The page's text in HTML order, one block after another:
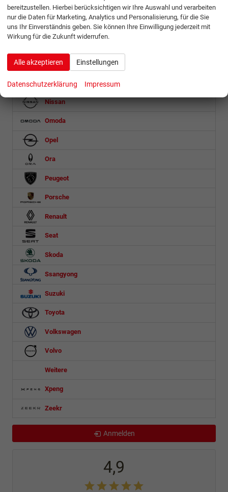
Mercedes-Benz
MG
Mini
Mitsubishi
Nissan
Omoda
Opel
Ora
Peugeot
Porsche
Renault
Seat
Skoda
Ssangyong
Suzuki
Toyota
Volkswagen
Volvo
Weitere
Xpeng
Zeekr
Anmelden
4,9
bereitzustellen. Hierbei berücksichtigen wir Ihre Auswahl und verarbeiten
nur die Daten für Marketing, Analytics und Personalisierung, für die Sie
uns Ihr Einverständnis geben. Sie können Ihre Einwilligung jederzeit mit
Wirkung für die Zukunft widerrufen.
Alle akzeptieren Einstellungen
Datenschutzerklärung Impressum